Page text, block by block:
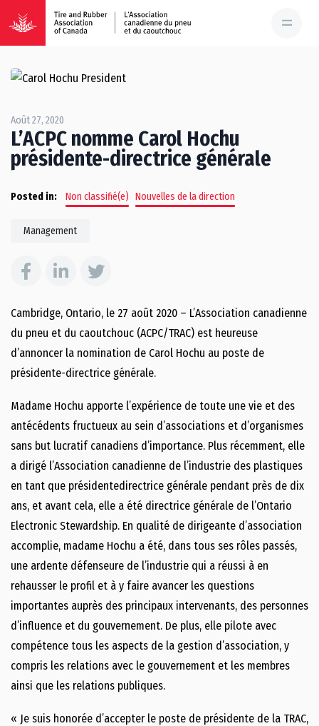
Août 27, 2020
L’ACPC nomme Carol Hochu
présidente-directrice générale
Posted in: Non classifié(e) Nouvelles de la direction
Management
Cambridge, Ontario, le 27 août 2020 – L’Association canadienne
du pneu et du caoutchouc (ACPC/TRAC) est heureuse
d’annoncer la nomination de Carol Hochu au poste de
présidente-directrice générale.
Madame Hochu apporte l’expérience de toute une vie et des
antécédents fructueux au sein d’associations et d’organismes
sans but lucratif canadiens d’importance. Plus récemment, elle
a dirigé l’Association canadienne de l’industrie des plastiques
en tant que présidentedirectrice générale pendant près de dix
ans, et avant cela, elle a été directrice générale de l’Ontario
Electronic Stewardship. En qualité de dirigeante d’association
accomplie, madame Hochu a été, dans tous ses rôles passés,
une ardente défenseure de l’industrie qui a réussi à en
rehausser le profil et à y faire avancer les questions
importantes auprès des principaux intervenants, des personnes
d’influence et du gouvernement. De plus, elle pilote avec
compétence tous les aspects de la gestion d’association, y
compris les relations avec le gouvernement et les membres
ainsi que les relations publiques.
« Je suis honorée d’accepter le poste de présidente de la TRAC,